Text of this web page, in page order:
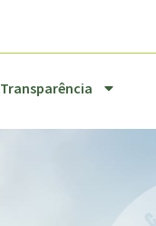
Transparência